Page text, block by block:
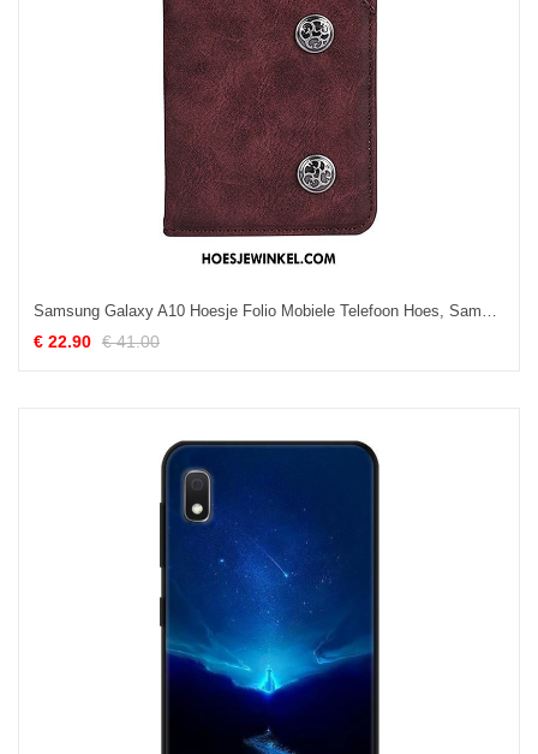
Samsung Galaxy A10 Hoesje Folio Mobiele Telefoon Hoes, Samsung Galaxy A10 Hoesje Anti-fall Bescherming Braun
€ 22.90 € 41.00